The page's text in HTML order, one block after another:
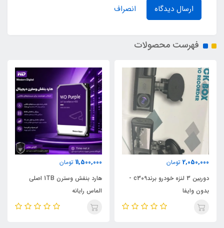
ارسال دیدگاه انصراف
فهرست محصولات
11,500,000
هارد بنفش وسترن 1TB اصلی
الماس رایانه
6,495,000
کنسول بازی Game Stick GSS
Pro